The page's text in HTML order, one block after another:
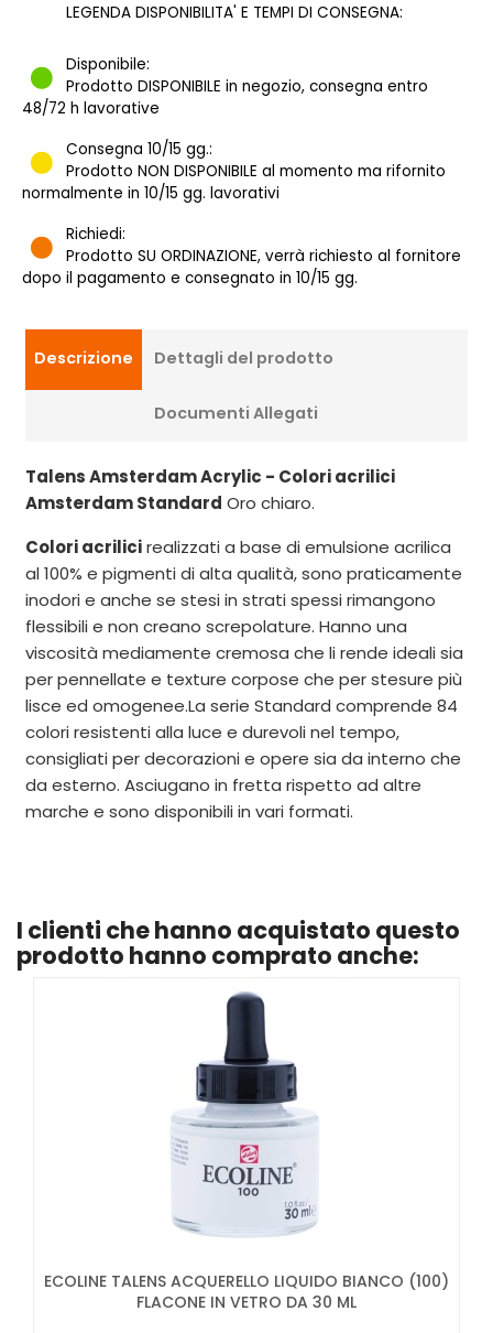
LEGENDA DISPONIBILITA' E TEMPI DI CONSEGNA:
Disponibile:
Prodotto DISPONIBILE in negozio, consegna entro
48/72 h lavorative
Consegna 10/15 gg.:
Prodotto NON DISPONIBILE al momento ma rifornito
normalmente in 10/15 gg. lavorativi
Richiedi:
Prodotto SU ORDINAZIONE, verrà richiesto al fornitore
dopo il pagamento e consegnato in 10/15 gg.
Descrizione Dettagli del prodotto
Documenti Allegati
Talens Amsterdam Acrylic - Colori acrilici
Amsterdam Standard Oro chiaro.
Colori acrilicirealizzati a base di emulsione acrilica
al 100% e pigmenti di alta qualità, sono praticamente
inodori e anche se stesi in strati spessi rimangono
flessibili e non creano screpolature. Hanno una
viscosità mediamente cremosa che li rende ideali sia
per pennellate e texture corpose che per stesure più
lisce ed omogenee.La serie Standard comprende 84
colori resistenti alla luce e durevoli nel tempo,
consigliati per decorazioni e opere sia da interno che
da esterno. Asciugano in fretta rispetto ad altre
marche e sono disponibili in vari formati.
I clienti che hanno acquistato questo
prodotto hanno comprato anche:
ECOLINE TALENS ACQUERELLO LIQUIDO BIANCO (100)
FLACONE IN VETRO DA 30 ML